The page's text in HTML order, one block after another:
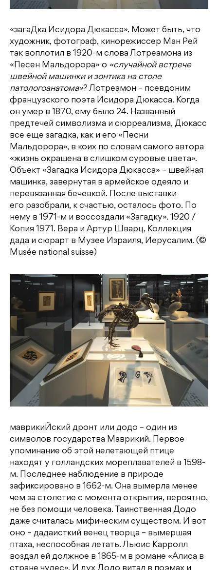
«загаДка Исидора Дюкасса». Может быть, что
художник, фотограф, кинорежиссер Ман Рей
так воплотил в 1920-м слова Лотреамона из
«Песен Мальдорора» о «случайной встрече
швейной машинки и зонтика на столе
патологоанатома»? Лотреамон – псевдоним
французского поэта Исидора Дюкасса. Когда
он умер в 1870, ему было 24. Названный
предтечей символизма и сюрреализма, Дюкасс
все еще загадка, как и его «Песни
Мальдорора», в коих по словам самого автора
«жизнь окрашена в слишком суровые цвета».
Объект «Загадка Исидора Дюкасса» – швейная
машинка, завернутая в армейское одеяло и
перевязанная бечевкой. После выставки
его разобрали, к счастью, осталось фото. По
нему в 1971-м и воссоздали «Загадку». 1920 /
Копия 1971. Вера и Артур Шварц, Коллекция
дада и сюрарт в Музее Израиля, Иерусалим. (©
Musée national suisse)
маврикиЙский дронт или додо – один из
символов государства Маврикий. Первое
упоминание об этой нелетающей птице
находят у голландских мореплавателей в 1598-
м. Последнее наблюдение в природе
зафиксировано в 1662-м. Она вымерла менее
чем за столетие с момента открытия, вероятно,
не без помощи человека. Таинственная Додо
даже считалась мифическим существом. И вот
оно – дадаисткий венец творца – вымершая
птаха, неспособная летать. Льюис Карролл
воздал ей должное в 1865-м в романе «Алиса в